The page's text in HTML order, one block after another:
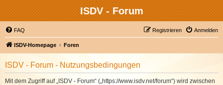
ISDV - Forum
FAQ Anmelden
Registrieren
ISDV-Homepage Foren
ISDV - Forum - Nutzungsbedingungen
Mit dem Zugriff auf „ISDV - Forum“ („https://www.isdv.net/forum“) wird zwischen